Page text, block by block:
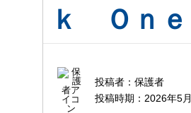
ｋ Ｏｎｅ
投稿者： 保護者
投稿時期： 2026年5月